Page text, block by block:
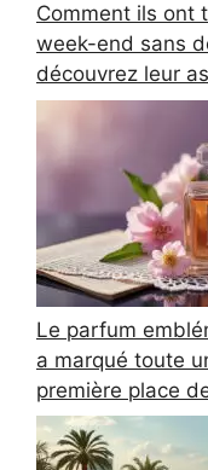
Comment ils ont
week-end sans
découvrez leur
Le parfum
a marqué toute
première place